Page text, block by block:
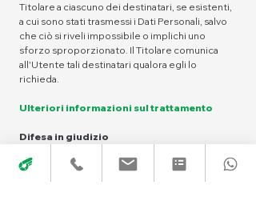
Titolare a ciascuno dei destinatari, se esistenti,
a cui sono stati trasmessi i Dati Personali, salvo
che ciò si riveli impossibile o implichi uno
sforzo sproporzionato. Il Titolare comunica
all'Utente tali destinatari qualora egli lo
richieda.
Ulteriori informazioni sul trattamento
Difesa in giudizio
utilizzati da parte del Titolare in giudizio o nelle
fasi preparatorie alla sua eventuale